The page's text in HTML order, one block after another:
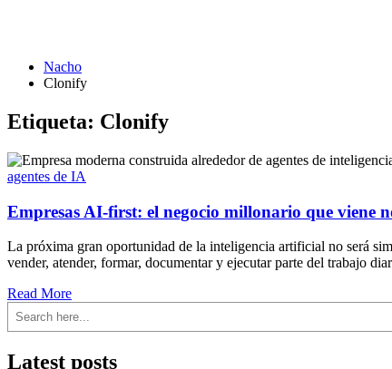
Nacho
Clonify
Etiqueta: Clonify
agentes de IA
Empresas AI-first: el negocio millonario que viene
La próxima gran oportunidad de la inteligencia artificial no será
vender, atender, formar, documentar y ejecutar parte del trabajo
Read More
Buscar
Latest posts